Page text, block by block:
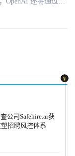
年与沃尔玛合
不仅在人工智能模
动的招聘与人才匹
的正面竞争：
由微软全资拥有，
招聘”的新赌注
：“我们将用 AI 来帮
。” Jobs Platform
小企业与地方政府
的差异化突破，
趣的是，LinkedIn
资人，而如今
公司Safehire.ai获
招聘风控体系